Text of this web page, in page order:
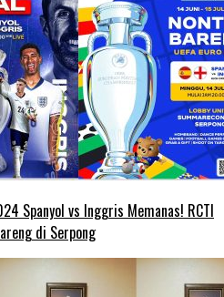
Spanyol vs Inggris Memanas! RCTI
di Serpong